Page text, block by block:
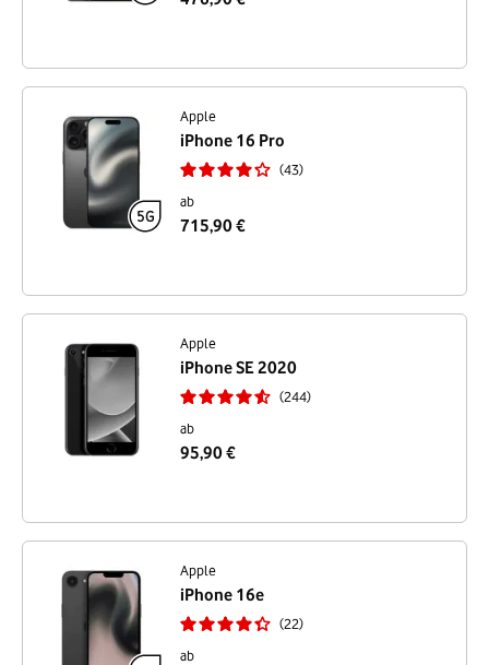
Apple
iPhone 16 Pro
43
ab
715,90 €
Apple
iPhone SE 2020
244
ab
95,90 €
Apple
iPhone 16e
22
ab